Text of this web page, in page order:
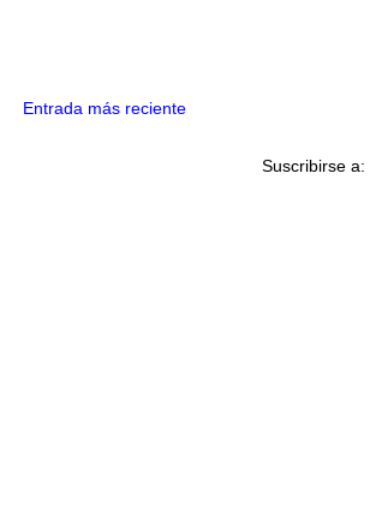
Entrada más reciente
Suscribirse a: